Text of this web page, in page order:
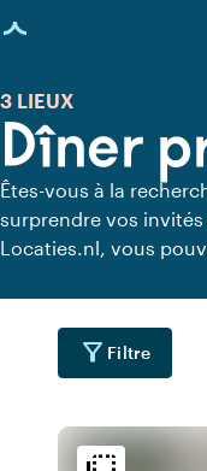
chargée
Dîner
3 LIEUX
Êtes-vous à la
surprendre vos
Locaties.nl, vous
privée pour un
filter_alt Filtre